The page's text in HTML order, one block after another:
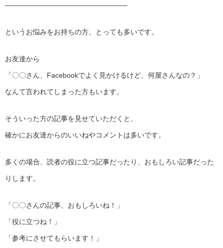
—————————————————–
というお悩みをお持ちの方、とっても多いです。
お友達から
「〇〇さん、Facebookでよく見かけるけど、何屋さんなの ？」
なんて言われてしまった方もいます。
そういった方の記事を見せていただくと、
確かにお友達からのいいねやコメントは多いです。
多くの場合、読者の役に立つ記事だったり、おもしろい記事だった
りします。
「〇〇さんの記事、おもしろいね！」
「役に立つね！」
「参考にさせてもらいます！」